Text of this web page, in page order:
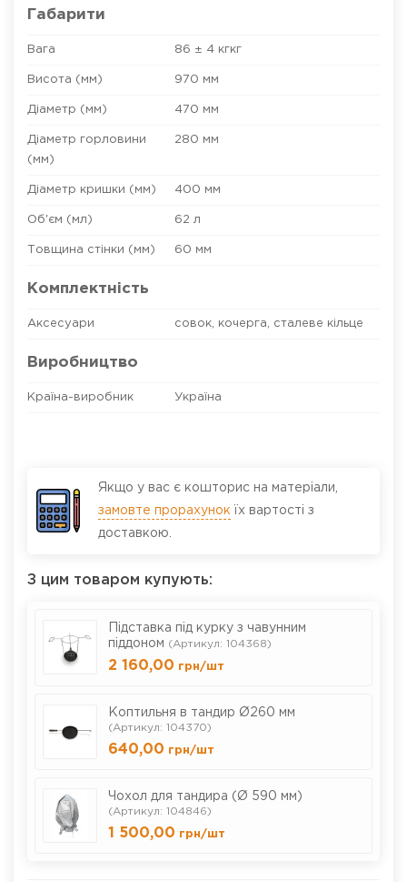
Габарити
Вага 86 ± 4 кгкг
Висота (мм) 970 мм
Діаметр (мм) 470 мм
Діаметр горловини
(мм)
280 мм
Діаметр кришки (мм) 400 мм
Об'єм (мл) 62 л
Товщина стінки (мм) 60 мм
Комплектність
Аксесуари совок, кочерга, сталеве кільце
Виробництво
Країна-виробник Україна
Якщо у вас є кошторис на матеріали,
замовте прорахунок їх вартості з
доставкою.
З цим товаром купують:
Підставка під курку з чавунним
піддоном (Артикул: 104368)
2 160,00 грн/шт
Коптильня в тандир Ø260 мм
(Артикул: 104370)
640,00 грн/шт
Чохол для тандира (Ø 590 мм)
(Артикул: 104846)
1 500,00 грн/шт